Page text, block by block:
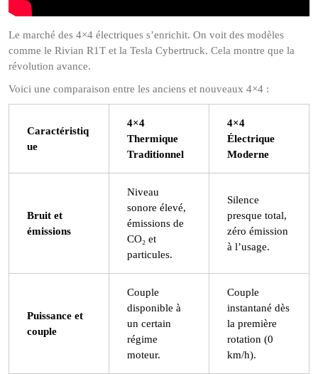
Le marché des 4×4 électriques s’enrichit. On voit des modèles
comme le Rivian R1T et la Tesla Cybertruck. Cela montre que la
révolution avance.
Voici une comparaison entre les anciens et nouveaux 4×4 :
Caractéristiq
ue
4×4
Thermique
Traditionnel
4×4
Électrique
Moderne
Bruit et
émissions
Niveau
sonore élevé,
émissions de
CO₂ et
particules.
Silence
presque total,
zéro émission
à l’usage.
Puissance et
couple
Couple
disponible à
un certain
régime
moteur.
Couple
instantané dès
la première
rotation (0
km/h).